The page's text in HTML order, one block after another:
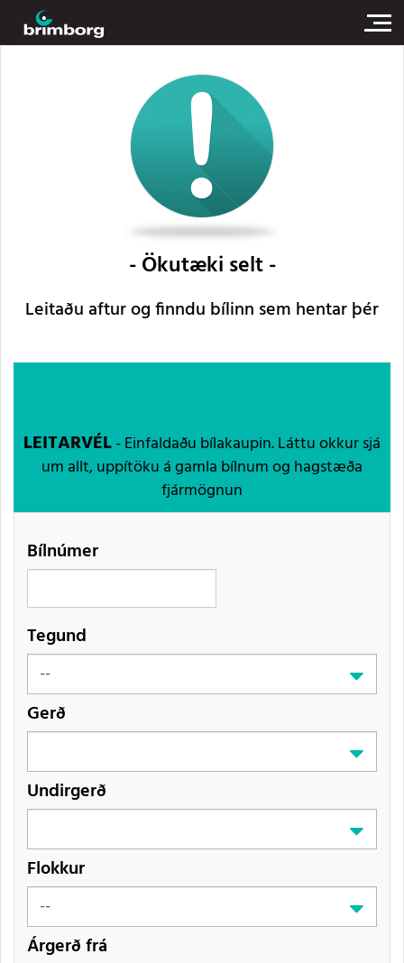
Ökutæki selt
Leitaðu aftur og finndu bílinn sem hentar þér
LEITARVÉL- Einfaldaðu bílakaupin. Láttu okkur sjá
um allt, uppítöku á gamla bílnum og hagstæða
fjármögnun
Bílnúmer
Tegund
Gerð
Undirgerð
Flokkur
Árgerð frá